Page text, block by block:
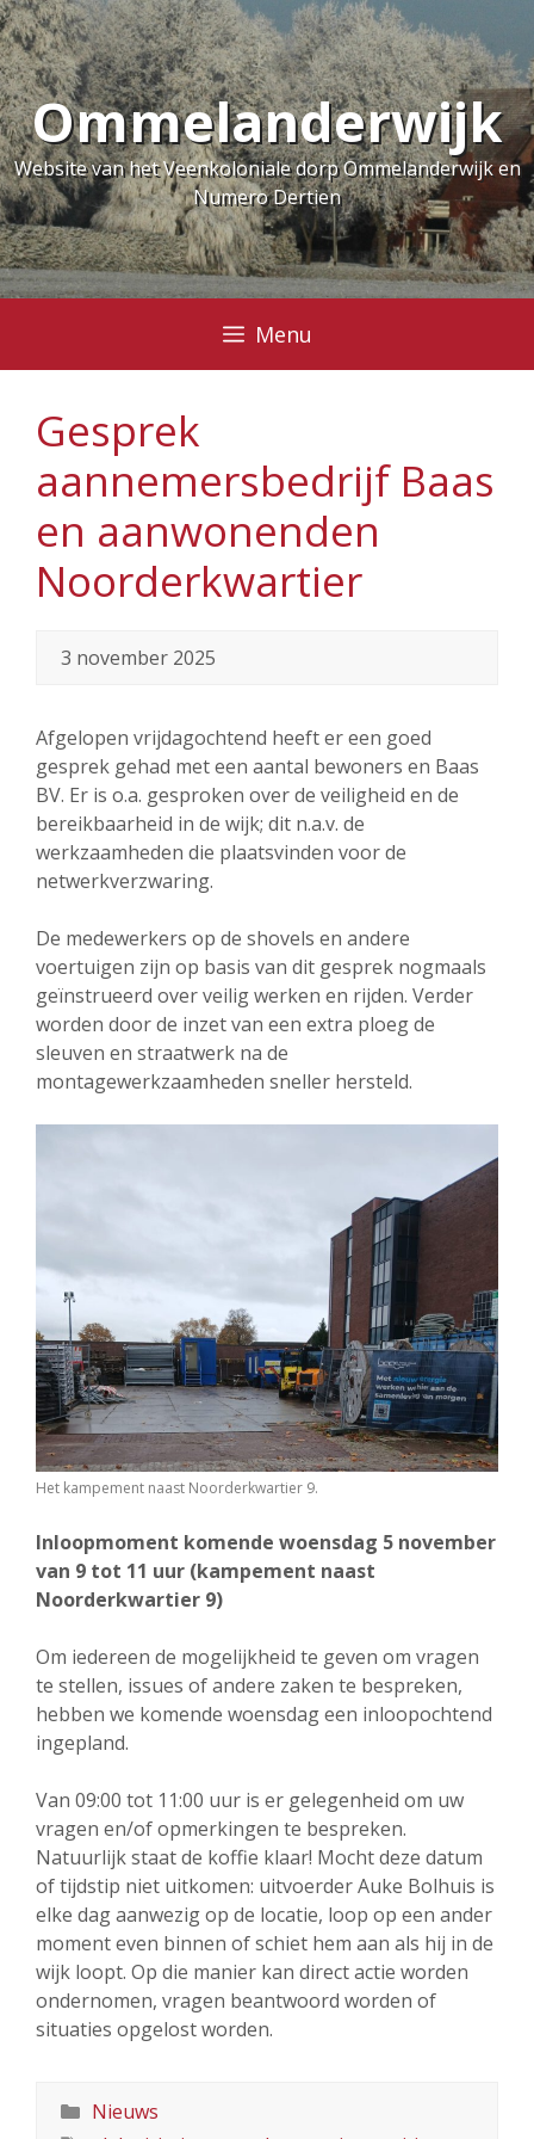
Ga
naar
de
inhoudOmmelanderwijk
Website van het Veenkoloniale dorp Ommelanderwijk en
Numero Dertien
Menu
Gesprek
aannemersbedrijf Baas
en aanwonenden
Noorderkwartier
3 november 2025
Afgelopen vrijdagochtend heeft er een goed
gesprek gehad met een aantal bewoners en Baas
BV. Er is o.a. gesproken over de veiligheid en de
bereikbaarheid in de wijk; dit n.a.v. de
werkzaamheden die plaatsvinden voor de
netwerkverzwaring.
De medewerkers op de shovels en andere
voertuigen zijn op basis van dit gesprek nogmaals
geïnstrueerd over veilig werken en rijden. Verder
worden door de inzet van een extra ploeg de
sleuven en straatwerk na de
montagewerkzaamheden sneller hersteld.
Het kampement naast Noorderkwartier 9.
Inloopmoment komende woensdag 5 november
van 9 tot 11 uur (kampement naast
Noorderkwartier 9)
Om iedereen de mogelijkheid te geven om vragen
te stellen, issues of andere zaken te bespreken,
hebben we komende woensdag een inloopochtend
ingepland.
Van 09:00 tot 11:00 uur is er gelegenheid om uw
vragen en/of opmerkingen te bespreken.
Natuurlijk staat de koffie klaar! Mocht deze datum
of tijdstip niet uitkomen: uitvoerder Auke Bolhuis is
elke dag aanwezig op de locatie, loop op een ander
moment even binnen of schiet hem aan als hij in de
wijk loopt. Op die manier kan direct actie worden
ondernomen, vragen beantwoord worden of
situaties opgelost worden.
Categorieën
Nieuws